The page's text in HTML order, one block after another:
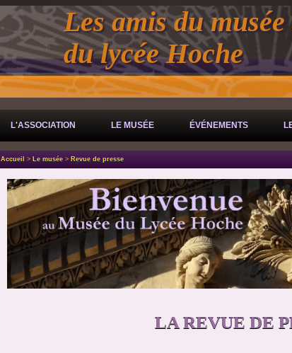
Les amis du
du lycée Hoche
L'ASSOCIATION LE MUSÉE ÉVÉNEMENTS
Accueil > Le musée > Revue de presse
LA REVUE DE